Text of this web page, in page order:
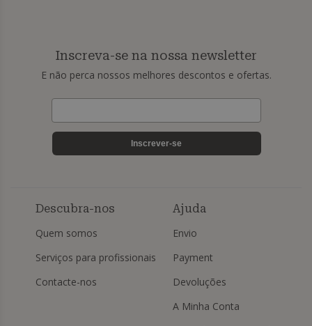
Inscreva-se na nossa newsletter
E não perca nossos melhores descontos e ofertas.
Inscrever-se
Descubra-nos
Quem somos
Serviços para profissionais
Contacte-nos
Ajuda
Envio
Payment
Devoluções
A Minha Conta